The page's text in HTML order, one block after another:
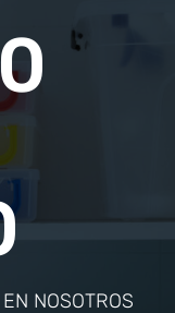
NOSOTROS